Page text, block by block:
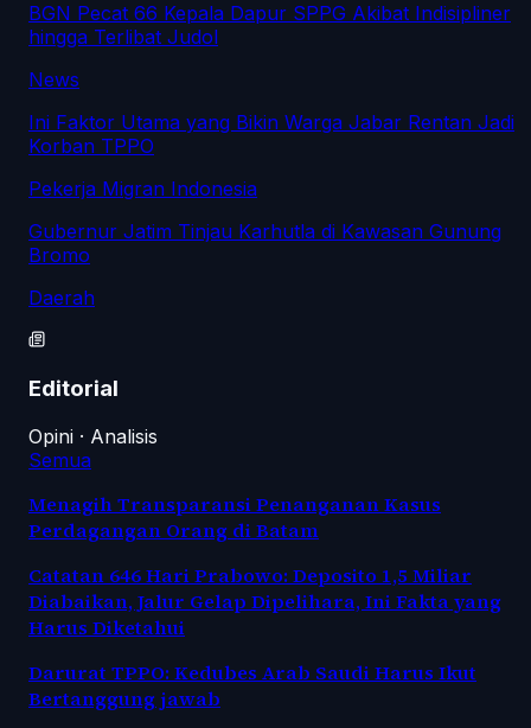
BGN Pecat 66 Kepala Dapur SPPG Akibat Indisipliner
hingga Terlibat Judol
News
Ini Faktor Utama yang Bikin Warga Jabar Rentan Jadi
Korban TPPO
Pekerja Migran Indonesia
Gubernur Jatim Tinjau Karhutla di Kawasan Gunung
Bromo
Daerah
Editorial
Opini · Analisis
Semua
Menagih Transparansi Penanganan Kasus
Perdagangan Orang di Batam
Catatan 646 Hari Prabowo: Deposito 1,5 Miliar
Diabaikan, Jalur Gelap Dipelihara, Ini Fakta yang
Harus Diketahui
Darurat TPPO: Kedubes Arab Saudi Harus Ikut
Bertanggung jawab